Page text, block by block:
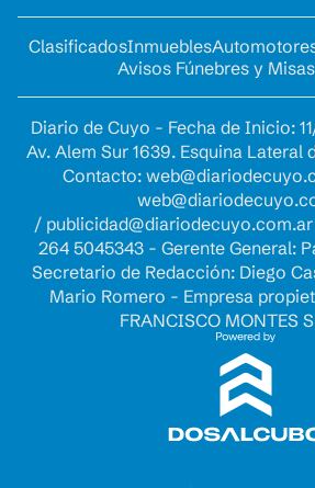
ClasificadosInmuebles
Avisos Fúnebres y Misas
Diario de Cuyo - Fecha de Inicio:
Av. Alem Sur 1639. Esquina
Contacto:
/ publicidad@diariodecuyo.com.ar
264 5045343 - Gerente General:
Secretario de Redacción: Diego
Mario Romero - Empresa
FRANCISCO MONTES